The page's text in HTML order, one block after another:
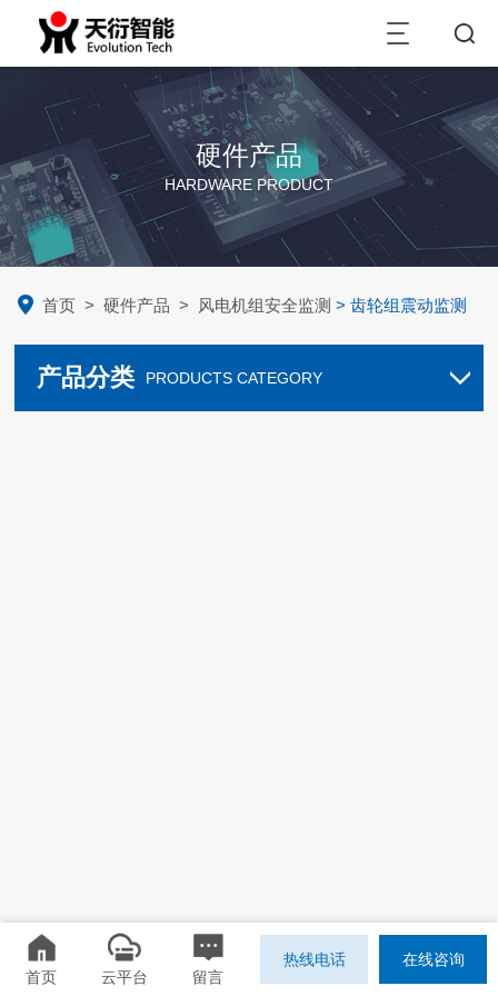
硬件产品
HARDWARE PRODUCT
首页 >硬件产品 > 风电机组安全监测 > 齿轮组震动监测
产品分类 PRODUCTS CATEGORY
首页 云平台 留言
热线电话 在线咨询